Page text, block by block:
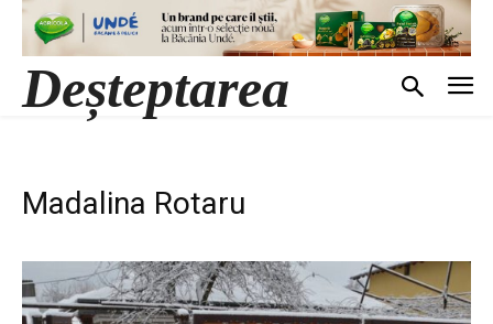
Deșteptarea
Madalina Rotaru